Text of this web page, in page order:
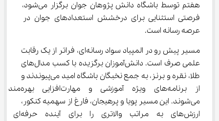
هفتم توسط باشگاه دانش پژوهان جوان برگزار می‌شود،
فرصتی استثنایی برای درخشش استعدادهای جوان در
عرصه رسانه است.
مسیر پیش رو در المپیاد سواد رسانه‌ای، فراتر از یک رقابت
علمی صرف است. دانش‌آموزان برگزیده با کسب مدال‌های
طلا، نقره و برنز، به جمع نخبگان باشگاه امید می‌پیوندند و
از برنامه‌های ویژه آموزشی و مهارت‌افزایی بهره‌مند
می‌شوند. این مسیر پویا و پرهیجان، فارغ از سهمیه کنکور،
ارزش‌های به مراتب والاتری را برای آینده حرفه‌ای